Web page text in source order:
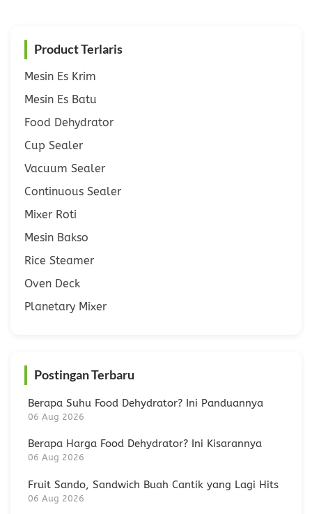
Product Terlaris
Mesin Es Krim
Mesin Es Batu
Food Dehydrator
Cup Sealer
Vacuum Sealer
Continuous Sealer
Mixer Roti
Mesin Bakso
Rice Steamer
Oven Deck
Planetary Mixer
Postingan Terbaru
Berapa Suhu Food Dehydrator? Ini Panduannya
06 Aug 2026
Berapa Harga Food Dehydrator? Ini Kisarannya
06 Aug 2026
Fruit Sando, Sandwich Buah Cantik yang Lagi Hits
06 Aug 2026